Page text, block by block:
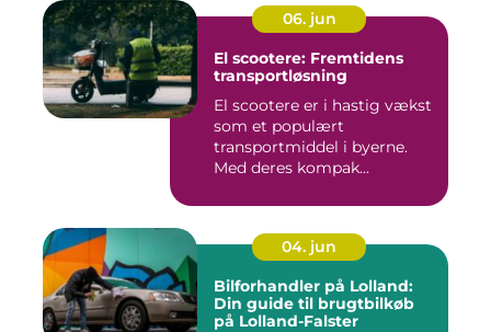
06. jun
El scootere: Fremtidens
transportløsning
El scootere er i hastig vækst
som et populært
transportmiddel i byerne.
Med deres kompak...
04. jun
Bilforhandler på Lolland:
Din guide til brugtbilkøb
på Lolland-Falster